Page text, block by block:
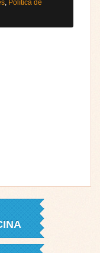
, Política de